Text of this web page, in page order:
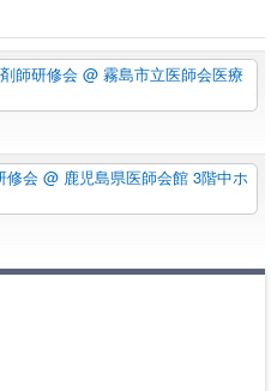
師研修会 @ 霧島市立医師会医療
修会 @ 鹿児島県医師会館 3階中ホ